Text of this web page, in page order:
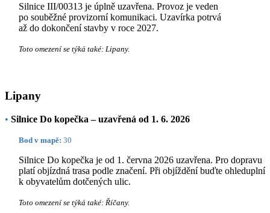
Silnice III/00313 je úplně uzavřena. Provoz je veden
po souběžné provizorní komunikaci. Uzavírka potrvá
až do dokončení stavby v roce 2027.
Toto omezení se týká také: Lipany.
Lipany
• Silnice Do kopečka – uzavřená od 1. 6. 2026
Bod v mapě: 30
Silnice Do kopečka je od 1. června 2026 uzavřena. Pro dopravu
platí objízdná trasa podle značení. Při objíždění buďte ohleduplní
k obyvatelům dotčených ulic.
Toto omezení se týká také: Říčany.